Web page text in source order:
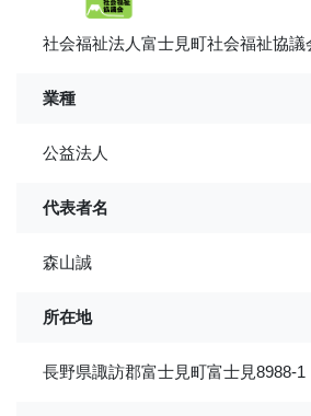
社会福祉法人富士見町社会福祉協議
業種
公益法人
代表者名
森山誠
所在地
長野県諏訪郡富士見町富士見8988-1